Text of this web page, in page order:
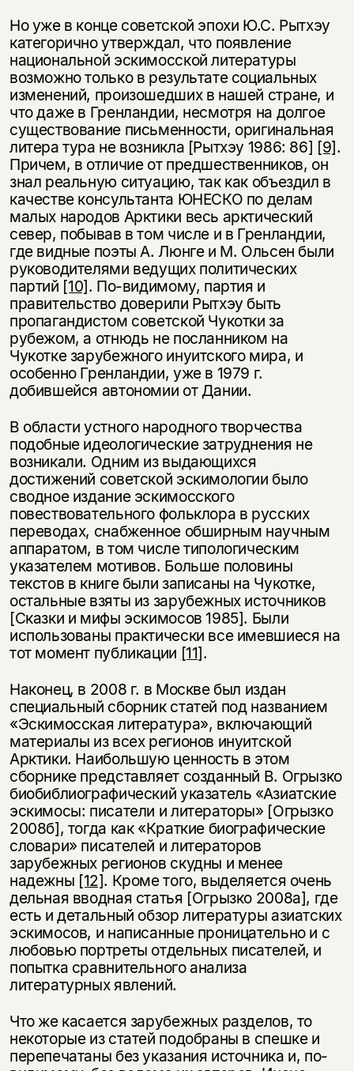
Но уже в конце советской эпохи Ю.С. Рытхэу
категорично утверждал, что появление
национальной эскимосской литературы
возможно только в результате социальных
изменений, произошедших в нашей стране, и
что даже в Гренландии, несмотря на долгое
существование письменности, оригинальная
литера тура не возникла [Рытхэу 1986: 86] [9].
Причем, в отличие от предшественников, он
знал реальную ситуацию, так как объездил в
качестве консультанта ЮНЕСКО по делам
малых народов Арктики весь арктический
север, побывав в том числе и в Гренландии,
где видные поэты А. Люнге и М. Ольсен были
руководителями ведущих политических
партий [10]. По-видимому, партия и
правительство доверили Рытхэу быть
пропагандистом советской Чукотки за
рубежом, а отнюдь не посланником на
Чукотке зарубежного инуитского мира, и
особенно Гренландии, уже в 1979 г.
добившейся автономии от Дании.
В области устного народного творчества
подобные идеологические затруднения не
возникали. Одним из выдающихся
достижений советской эскимологии было
сводное издание эскимосского
повествовательного фольклора в русских
переводах, снабженное обширным научным
аппаратом, в том числе типологическим
указателем мотивов. Больше половины
текстов в книге были записаны на Чукотке,
остальные взяты из зарубежных источников
[Сказки и мифы эскимосов 1985]. Были
использованы практически все имевшиеся на
тот момент публикации [11].
Наконец, в 2008 г. в Москве был издан
специальный сборник статей под названием
«Эскимосская литература», включающий
материалы из всех регионов инуитской
Арктики. Наибольшую ценность в этом
сборнике представляет созданный В. Огрызко
биобиблиографический указатель «Азиатские
эскимосы: писатели и литераторы» [Огрызко
2008б], тогда как «Краткие биографические
словари» писателей и литераторов
зарубежных регионов скудны и менее
надежны [12]. Кроме того, выделяется очень
дельная вводная статья [Огрызко 2008a], где
есть и детальный обзор литературы азиатских
эскимосов, и написанные проницательно и с
любовью портреты отдельных писателей, и
попытка сравнительного анализа
литературных явлений.
Что же касается зарубежных разделов, то
некоторые из статей подобраны в спешке и
перепечатаны без указания источника и, по-